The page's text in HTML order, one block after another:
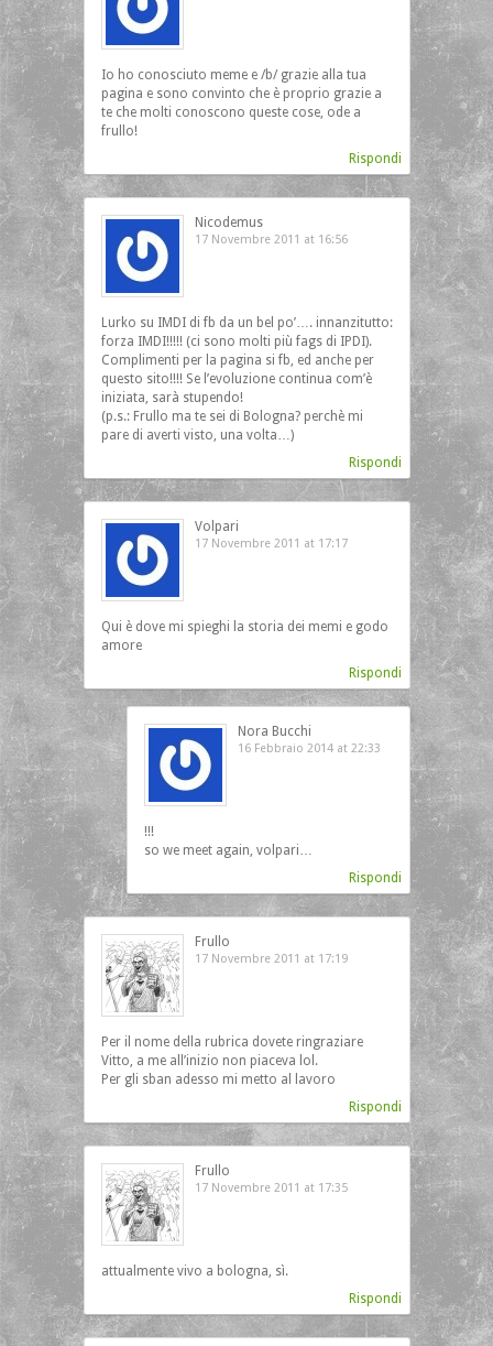
Io ho conosciuto meme e /b/ grazie alla tua
pagina e sono convinto che è proprio grazie a
te che molti conoscono queste cose, ode a
frullo!
Rispondi
Nicodemus
17 Novembre 2011 at 16:56
Lurko su IMDI di fb da un bel po’…. innanzitutto:
forza IMDI!!!!! (ci sono molti più fags di IPDI).
Complimenti per la pagina si fb, ed anche per
questo sito!!!! Se l’evoluzione continua com’è
iniziata, sarà stupendo!
(p.s.: Frullo ma te sei di Bologna? perchè mi
pare di averti visto, una volta…)
Rispondi
Volpari
17 Novembre 2011 at 17:17
Qui è dove mi spieghi la storia dei memi e godo
amore
Rispondi
Nora Bucchi
16 Febbraio 2014 at 22:33
!!!
so we meet again, volpari…
Rispondi
Frullo
17 Novembre 2011 at 17:19
Per il nome della rubrica dovete ringraziare
Vitto, a me all’inizio non piaceva lol.
Per gli sban adesso mi metto al lavoro
Rispondi
Frullo
17 Novembre 2011 at 17:35
attualmente vivo a bologna, sì.
Rispondi